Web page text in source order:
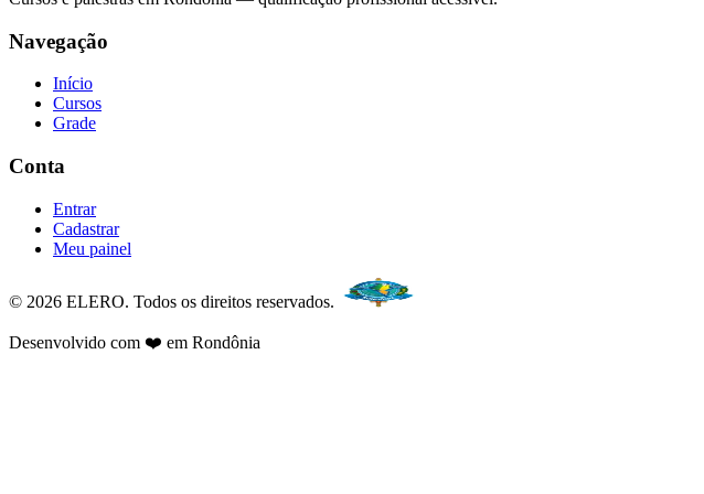
Navegação
Início
Cursos
Grade
Conta
Entrar
Cadastrar
Meu painel
© 2026 ELERO. Todos os direitos reservados.
Desenvolvido com ❤️ em Rondônia